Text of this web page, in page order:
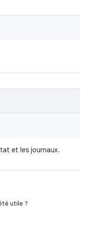
et les journaux.
utile ?